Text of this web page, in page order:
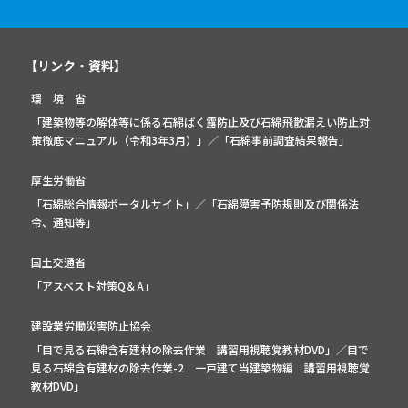
【リンク・資料】
環 境 省
「建築物等の解体等に係る石綿ばく露防止及び石綿飛散漏えい防止対
策徹底マニュアル（令和3年3月）」 ／「石綿事前調査結果報告」
厚生労働省
「石綿総合情報ポータルサイト」 ／「石綿障害予防規則及び関係法
令、通知等」
国土交通省
「アスベスト対策Q＆A」
建設業労働災害防止協会
「目で見る石綿含有建材の除去作業 講習用視聴覚教材DVD」／目で
見る石綿含有建材の除去作業-2 一戸建て当建築物編 講習用視聴覚
教材DVD」